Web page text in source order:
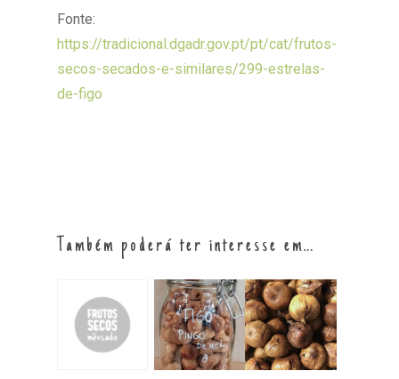
Fonte:
https://tradicional.dgadr.gov.pt/pt/cat/frutos-
secos-secados-e-similares/299-estrelas-
de-figo
Também poderá ter interesse em…